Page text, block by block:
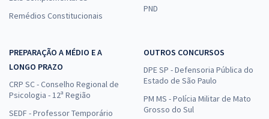
Remédios Constitucionais
PND
PREPARAÇÃO A MÉDIO E A
LONGO PRAZO
CRP SC - Conselho Regional de
Psicologia - 12ª Região
SEDF - Professor Temporário
OUTROS CONCURSOS
DPE SP - Defensoria Pública do
Estado de São Paulo
PM MS - Polícia Militar de Mato
Grosso do Sul